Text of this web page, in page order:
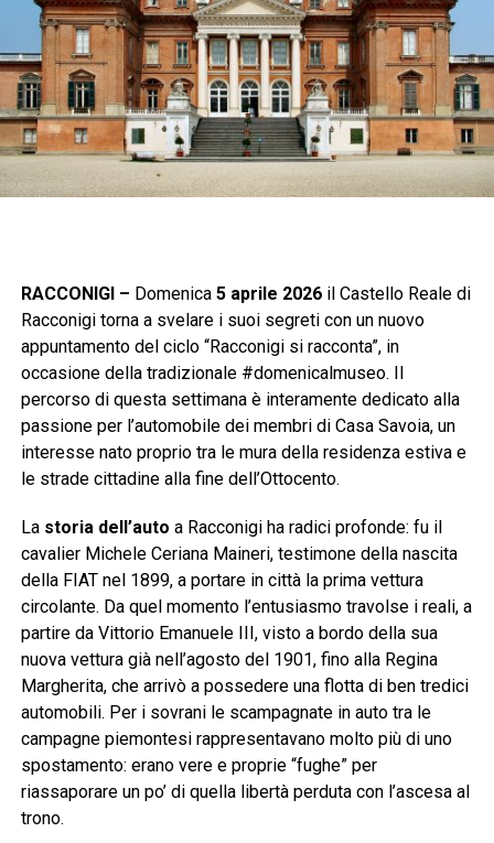
RACCONIGI – Domenica 5 aprile 2026il Castello Reale di
Racconigi torna a svelare i suoi segreti con un nuovo
appuntamento del ciclo “Racconigi si racconta”, in
occasione della tradizionale #domenicalmuseo. Il
percorso di questa settimana è interamente dedicato alla
passione per l’automobile dei membri di Casa Savoia, un
interesse nato proprio tra le mura della residenza estiva e
le strade cittadine alla fine dell’Ottocento.
La storia dell’auto a Racconigi ha radici profonde: fu il
cavalier Michele Ceriana Maineri, testimone della nascita
della FIAT nel 1899, a portare in città la prima vettura
circolante. Da quel momento l’entusiasmo travolse i reali, a
partire da Vittorio Emanuele III, visto a bordo della sua
nuova vettura già nell’agosto del 1901, fino alla Regina
Margherita, che arrivò a possedere una flotta di ben tredici
automobili. Per i sovrani le scampagnate in auto tra le
campagne piemontesi rappresentavano molto più di uno
spostamento: erano vere e proprie “fughe” per
riassaporare un po’ di quella libertà perduta con l’ascesa al
trono.